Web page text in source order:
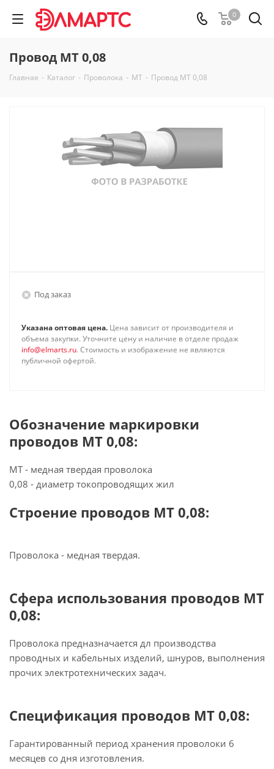
0
Провод МТ 0,08
Главная - Каталог - Проволока - МТ - Провод МТ 0,08
Под заказ
Указана оптовая цена. Цена зависит от производителя и
объема закупки. Уточните цену и наличие в отделе продаж
info@elmarts.ru. Стоимость и изображение не являются
публичной офертой.
Обозначение маркировки
проводов МТ 0,08:
МТ - медная твердая проволока
0,08 - диаметр токопроводящих жил
Строение проводов МТ 0,08:
Проволока - медная твердая.
Сфера использования проводов МТ
0,08:
Проволока предназначается дл производства
проводных и кабельных изделий, шнуров, выполнения
прочих электротехнических задач.
Спецификация проводов МТ 0,08:
Гарантированный период хранения проволоки 6
месяцев со дня изготовления.